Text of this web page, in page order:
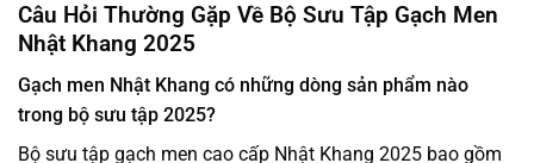
Câu Hỏi Thường Gặp Về Bộ Sưu Tập Gạch Men
Nhật Khang 2025
Gạch men Nhật Khang có những dòng sản phẩm nào
trong bộ sưu tập 2025?
Bộ sưu tập gạch men cao cấp Nhật Khang 2025 bao gồm